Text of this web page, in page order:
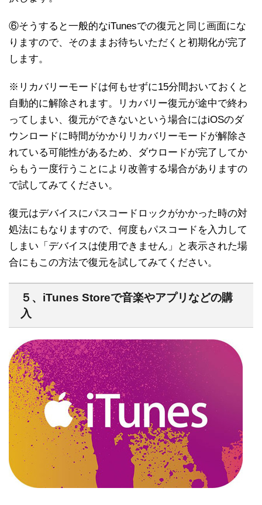
⑥そうすると一般的なiTunesでの復元と同じ画面にな
りますので、そのままお待ちいただくと初期化が完了
します。
※リカバリーモードは何もせずに15分間おいておくと
自動的に解除されます。リカバリー復元が途中で終わ
ってしまい、復元ができないという場合にはiOSのダ
ウンロードに時間がかかりリカバリーモードが解除さ
れている可能性があるため、ダウロードが完了してか
らもう一度行うことにより改善する場合がありますの
で試してみてください。
復元はデバイスにパスコードロックがかかった時の対
処法にもなりますので、何度もパスコードを入力して
しまい「デバイスは使用できません」と表示された場
合にもこの方法で復元を試してみてください。
５、iTunes Storeで音楽やアプリなどの購
入